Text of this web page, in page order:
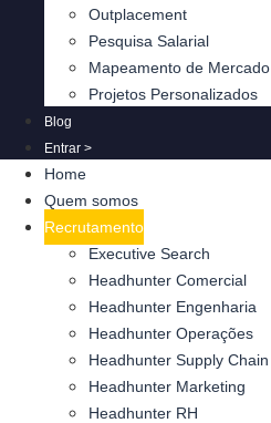
Outplacement
Pesquisa Salarial
Mapeamento de Mercado
Projetos Personalizados
Blog
Entrar >
Home
Quem somos
Recrutamento
Executive Search
Headhunter Comercial
Headhunter Engenharia
Headhunter Operações
Headhunter Supply Chain
Headhunter Marketing
Headhunter RH